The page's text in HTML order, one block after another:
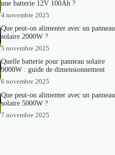
une batterie 12V 100Ah ?
4 novembre 2025
Que peut-on alimenter avec un panneau
solaire 2000W ?
5 novembre 2025
Quelle batterie pour panneau solaire
9000W : guide de dimensionnement
6 novembre 2025
Que peut-on alimenter avec un panneau
solaire 5000W ?
7 novembre 2025